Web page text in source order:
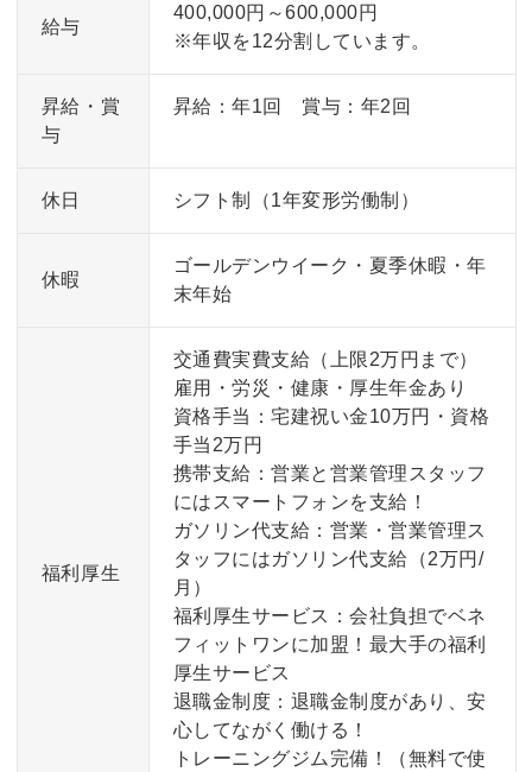
給与
400,000円～600,000円
※年収を12分割しています。
昇給・賞
与
昇給：年1回 賞与：年2回
休日 シフト制（1年変形労働制）
休暇
ゴールデンウイーク・夏季休暇・年
末年始
福利厚生
交通費実費支給（上限2万円まで）
雇用・労災・健康・厚生年金あり
資格手当：宅建祝い金10万円・資格
手当2万円
携帯支給：営業と営業管理スタッフ
にはスマートフォンを支給！
ガソリン代支給：営業・営業管理ス
タッフにはガソリン代支給（2万円/
月）
福利厚生サービス：会社負担でベネ
フィットワンに加盟！最大手の福利
厚生サービス
退職金制度：退職金制度があり、安
心してながく働ける！
トレーニングジム完備！（無料で使